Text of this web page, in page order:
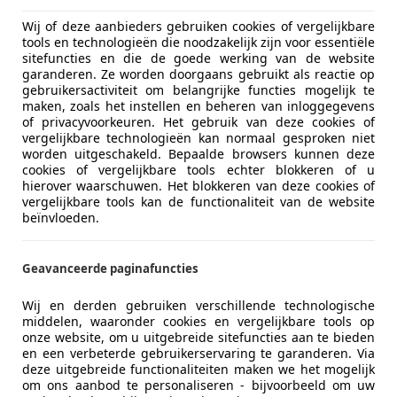
09/2023 49.790 km
Sportscars
HOUTEN
112 kWh 22" Panoramadak Head Up Displa
€ 77.995 1
09/2023 49.790 km
Wij of deze aanbieders gebruiken cookies of vergelijkbare
tools en technologieën die noodzakelijk zijn voor essentiële
sitefuncties en die de goede werking van de website
garanderen. Ze worden doorgaans gebruikt als reactie op
gebruikersactiviteit om belangrijke functies mogelijk te
maken, zoals het instellen en beheren van inloggegevens
of privacyvoorkeuren. Het gebruik van deze cookies of
vergelijkbare technologieën kan normaal gesproken niet
worden uitgeschakeld. Bepaalde browsers kunnen deze
cookies of vergelijkbare tools echter blokkeren of u
hierover waarschuwen. Het blokkeren van deze cookies of
vergelijkbare tools kan de functionaliteit van de website
beïnvloeden.
Geavanceerde paginafuncties
Wij en derden gebruiken verschillende technologische
middelen, waaronder cookies en vergelijkbare tools op
onze website, om u uitgebreide sitefuncties aan te bieden
en een verbeterde gebruikerservaring te garanderen. Via
deze uitgebreide functionaliteiten maken we het mogelijk
om ons aanbod te personaliseren - bijvoorbeeld om uw